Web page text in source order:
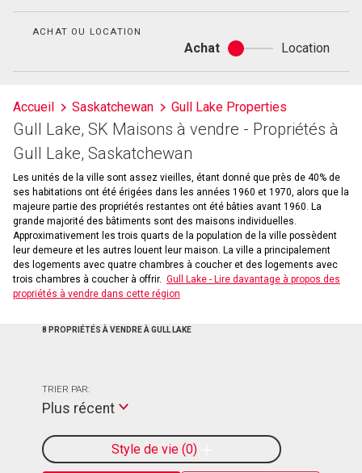
de
ACHAT OU LOCATION
Achat
Achat
ou
Location
Accueil Saskatchewan Gull Lake Properties
Gull Lake, SK Maisons à vendre - Propriétés à
Gull Lake, Saskatchewan
Les unités de la ville sont assez vieilles, étant donné que près de 40% de
ses habitations ont été érigées dans les années 1960 et 1970, alors que la
majeure partie des propriétés restantes ont été bâties avant 1960. La
grande majorité des bâtiments sont des maisons individuelles.
Approximativement les trois quarts de la population de la ville possèdent
leur demeure et les autres louent leur maison. La ville a principalement
des logements avec quatre chambres à coucher et des logements avec
trois chambres à coucher à offrir. Gull Lake - Lire davantage à propos des
propriétés à vendre dans cette région
8 PROPRIÉTÉS À VENDRE À GULL LAKE
Style de vie 0
TRIER PAR:
Plus récent